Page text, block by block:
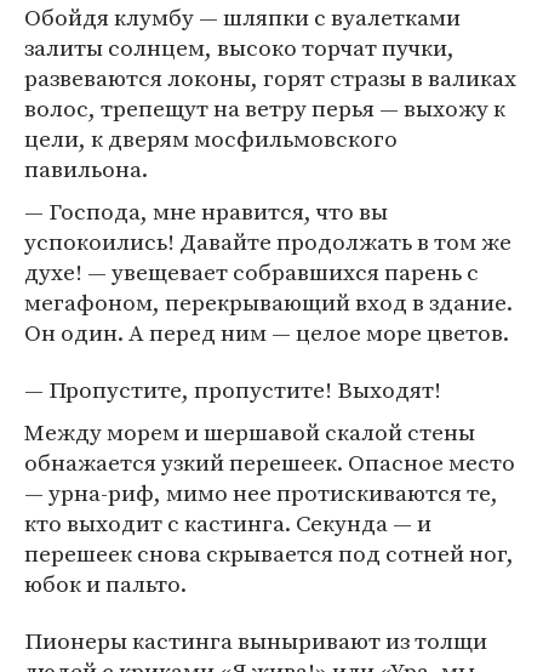
Обойдя клумбу — шляпки с вуалетками
залиты солнцем, высоко торчат пучки,
развеваются локоны, горят стразы в валиках
волос, трепещут на ветру перья — выхожу к
цели, к дверям мосфильмовского
павильона.
— Господа, мне нравится, что вы
успокоились! Давайте продолжать в том же
духе! — увещевает собравшихся парень с
мегафоном, перекрывающий вход в здание.
Он один. А перед ним — целое море цветов.
— Пропустите, пропустите! Выходят!
Между морем и шершавой скалой стены
обнажается узкий перешеек. Опасное место
— урна-риф, мимо нее протискиваются те,
кто выходит с кастинга. Секунда — и
перешеек снова скрывается под сотней ног,
юбок и пальто.
Пионеры кастинга выныривают из толщи